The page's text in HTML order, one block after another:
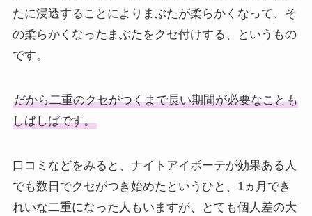
たに浸透することによりまぶたが柔らかくなって、そ
の柔らかくなったまぶたをクセ付けする、というもの
です。
だから二重のクセがつくまで長い期間が必要なことも
しばしばです。
口コミなどをみると、ナイトアイボーテが効果ある人
でも数日でクセがつき始めたというひと、1ヵ月でき
れいな二重になった人もいますが、とても個人差の大